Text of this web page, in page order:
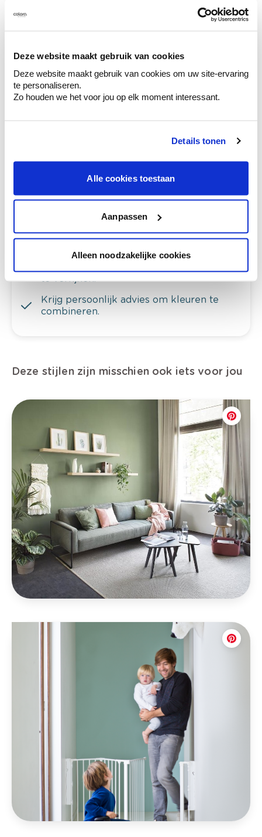
Deze website maakt gebruik van cookies
Deze website maakt gebruik van cookies om uw site-ervaring
te personaliseren.
Zo houden we het voor jou op elk moment interessant.
Details tonen
Alle cookies toestaan
Aanpassen
Alleen noodzakelijke cookies
Kleuradvies aan huis
Ga samen met de kleuradviseur door je
ruimtes.
Krijg ineens een technologische check-up
Bekijk je kleur in de winkel
Ontdek er kleurechte stalen van je
te verfijnen.
Krijg persoonlijk advies om kleuren te
combineren.
Deze stijlen zijn misschien ook iets voor jou